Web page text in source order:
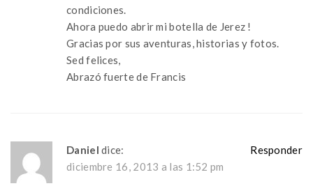
condiciones.
Ahora puedo abrir mi botella de Jerez !
Gracias por sus aventuras, historias y fotos.
Sed felices,
Abrazó fuerte de Francis
Daniel dice:
diciembre 16, 2013 a las 1:52 pm
Responder